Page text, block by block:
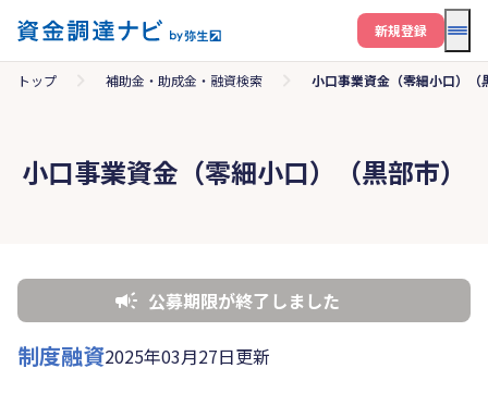
メ
新規登録
トップ 補助金・助成金・融資検索 小口事業資金（零細小口）（
小口事業資金（零細小口）（黒部市）
公募期限が終了しました
制度融資2025年03月27日更新